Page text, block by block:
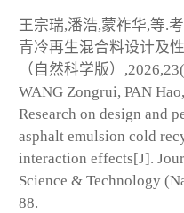
王宗瑞,潘浩,蒙祚华,等.
青冷再生混合料设计及
（自然科学版）
WANG Zongrui, PAN
Research on design and
asphalt emulsion cold
interaction effects[J].
Science & Technology
88.